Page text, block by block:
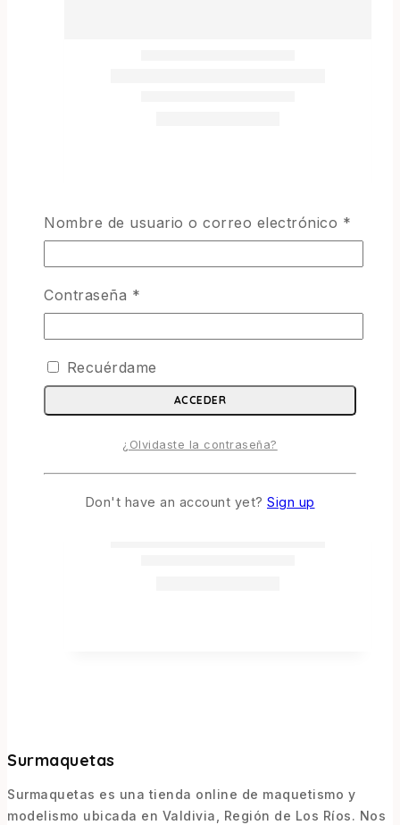
Surmaquetas
Surmaquetas es una tienda online de maquetismo y
modelismo ubicada en Valdivia, Región de Los Ríos. Nos
Nombre de usuario o correo electrónico *
Contraseña *
Recuérdame
ACCEDER
¿Olvidaste la contraseña?
Don't have an account yet? Sign up